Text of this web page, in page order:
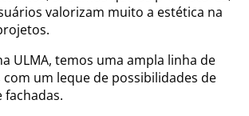
valorizam muito a estética na
ULMA, temos uma ampla linha de
um leque de possibilidades de